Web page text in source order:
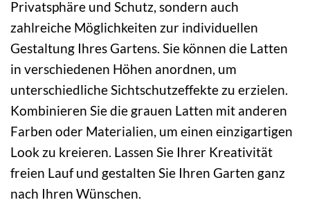
Privatsphäre und Schutz, sondern auch
zahlreiche Möglichkeiten zur individuellen
Gestaltung Ihres Gartens. Sie können die Latten
in verschiedenen Höhen anordnen, um
unterschiedliche Sichtschutzeffekte zu erzielen.
Kombinieren Sie die grauen Latten mit anderen
Farben oder Materialien, um einen einzigartigen
Look zu kreieren. Lassen Sie Ihrer Kreativität
freien Lauf und gestalten Sie Ihren Garten ganz
nach Ihren Wünschen.